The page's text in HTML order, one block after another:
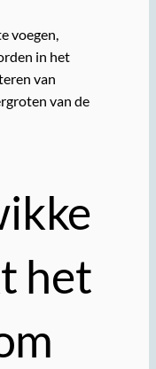
voegen,
in het
van
van de
het